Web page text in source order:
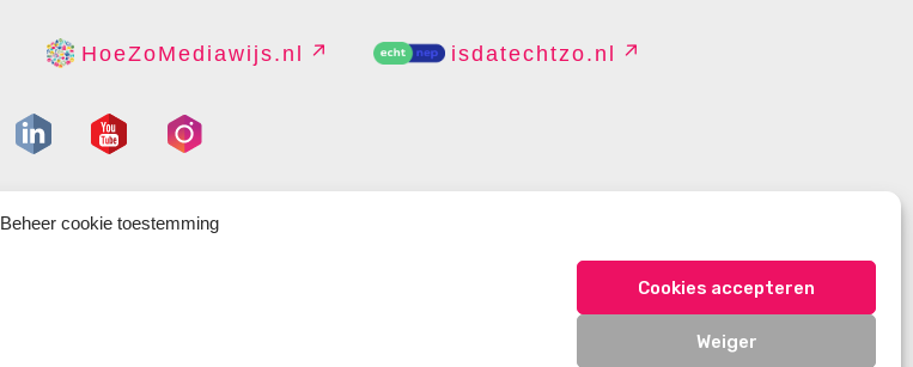
Beheer cookie toestemming
Cookies accepteren
Weiger
HoeZoMediawijs.nl isdatechtzo.nl